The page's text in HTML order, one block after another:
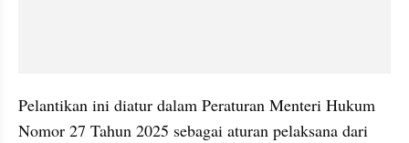
Pelantikan ini diatur dalam Peraturan Menteri Hukum
Nomor 27 Tahun 2025 sebagai aturan pelaksana dari